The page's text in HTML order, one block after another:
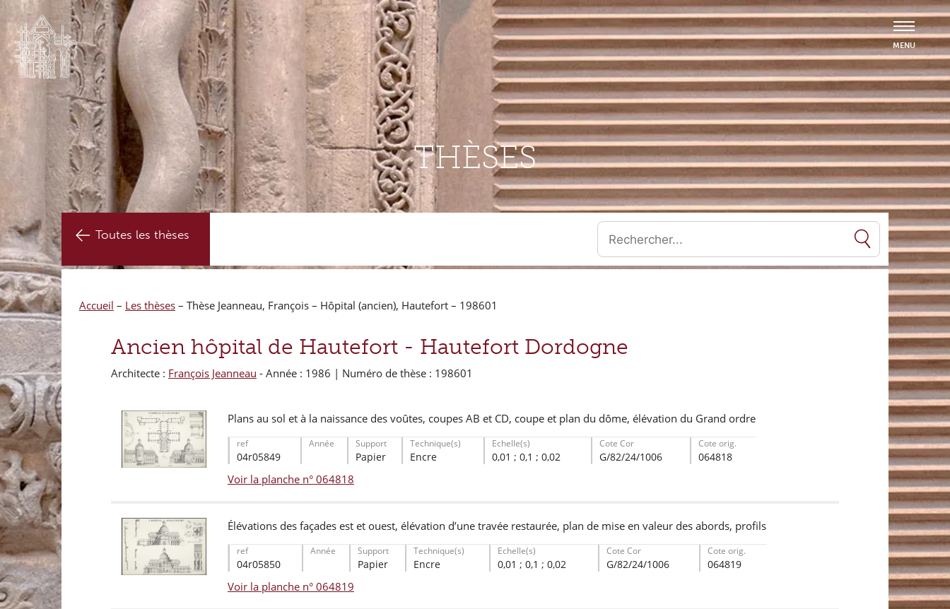
THÈSES
Toutes les thèses
Quand les résultats de l'auto-complétion sont disponibles, utilisez les
Accueil – Les thèses – Thèse Jeanneau, François – Hôpital (ancien), Hautefort – 198601
Ancien hôpital de Hautefort - Hautefort Dordogne
Architecte : François Jeanneau - Année : 1986 | Numéro de thèse : 198601
Plans au sol et à la naissance des voûtes, coupes AB et CD, coupe et plan du dôme, élévation du Grand ordre
ref Année Support Technique(s) Echelle(s) Cote Cor Cote orig.
04r05849 Papier Encre 0,01 ; 0,1 ; 0,02 G/82/24/1006 064818
Voir la planche n° 064818
Élévations des façades est et ouest, élévation d’une travée restaurée, plan de mise en valeur des abords, profils
ref Année Support Technique(s) Echelle(s) Cote Cor Cote orig.
04r05850 Papier Encre 0,01 ; 0,1 ; 0,02 G/82/24/1006 064819
Voir la planche n° 064819